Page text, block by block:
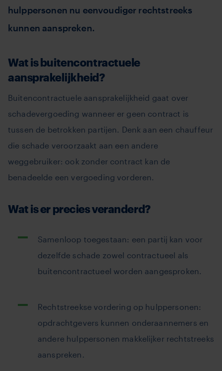
hulppersonen nu eenvoudiger rechtstreeks
kunnen aanspreken.
Wat is buitencontractuele
aansprakelijkheid?
Buitencontractuele aansprakelijkheid gaat over
schadevergoeding wanneer er geen contract is
tussen de betrokken partijen. Denk aan een chauffeur
die schade veroorzaakt aan een andere
weggebruiker: ook zonder contract kan de
benadeelde een vergoeding vorderen.
Wat is er precies veranderd?
Samenloop toegestaan: een partij kan voor
dezelfde schade zowel contractueel als
buitencontractueel worden aangesproken.
Rechtstreekse vordering op hulppersonen:
opdrachtgevers kunnen onderaannemers en
andere hulppersonen makkelijker rechtstreeks
aanspreken.